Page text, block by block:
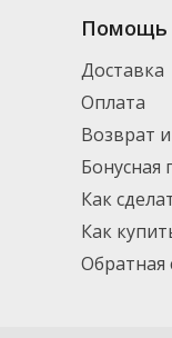
Помощь
Доставка
Оплата
Возврат
Бонусная
Как
Как
Обратная